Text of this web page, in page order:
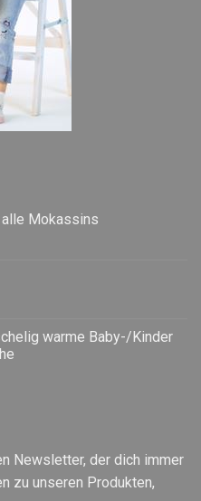
alle Mokassins
warme Baby-/Kinder
Newsletter, der dich immer
zu unseren Produkten,